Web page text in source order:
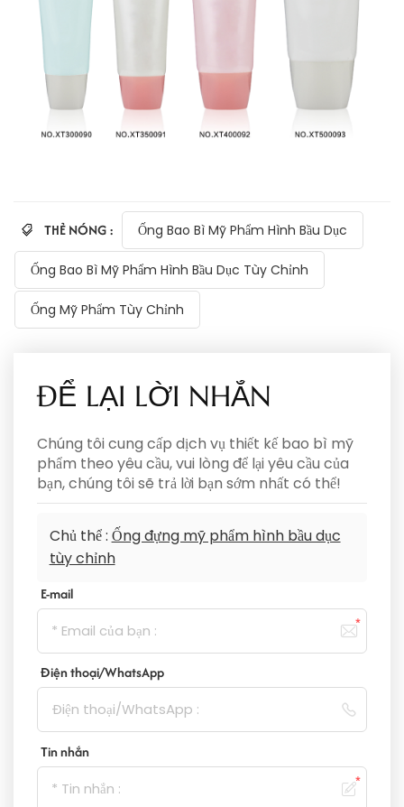
THẺ NÓNG : Ống Bao Bì Mỹ Phẩm Hình Bầu Dục
Ống Bao Bì Mỹ Phẩm Hình Bầu Dục Tùy Chỉnh
Ống Mỹ Phẩm Tùy Chỉnh
ĐỂ LẠI LỜI NHẮN
Chúng tôi cung cấp dịch vụ thiết kế bao bì mỹ
phẩm theo yêu cầu, vui lòng để lại yêu cầu của
bạn, chúng tôi sẽ trả lời bạn sớm nhất có thể!
Chủ thể : Ống đựng mỹ phẩm hình bầu dục
tùy chỉnh
E-mail
Điện thoại/WhatsApp
Tin nhắn